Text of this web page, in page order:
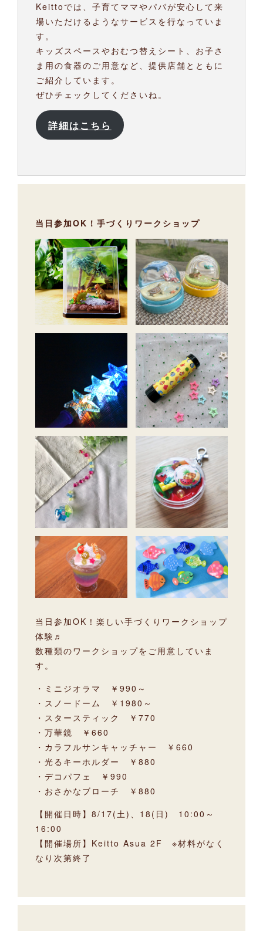
Keittoでは、子育てママやパパが安心して来
場いただけるようなサービスを行なっていま
す。
キッズスペースやおむつ替えシート、お子さ
ま用の食器のご用意など、提供店舗とともに
ご紹介しています。
ぜひチェックしてくださいね。
詳細はこちら
当日参加OK！手づくりワークショップ
当日参加OK！楽しい手づくりワークショップ
体験♬
数種類のワークショップをご用意していま
す。
・ミニジオラマ ￥990～
・スノードーム ￥1980～
・スタースティック ￥770
・万華鏡 ￥660
・カラフルサンキャッチャー ￥660
・光るキーホルダー ￥880
・デコパフェ ￥990
・おさかなブローチ ￥880
【開催日時】8/17(土)、18(日) 10:00～
16:00
【開催場所】Keitto Asua 2F ※材料がなく
なり次第終了